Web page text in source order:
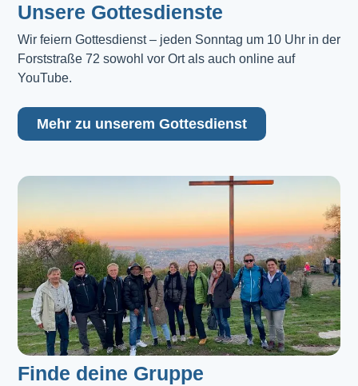
Unsere Gottesdienste
Wir feiern Gottesdienst – jeden Sonntag um 10 Uhr in der
Forststraße 72 sowohl vor Ort als auch online auf
YouTube.
Mehr zu unserem Gottesdienst
Finde deine Gruppe